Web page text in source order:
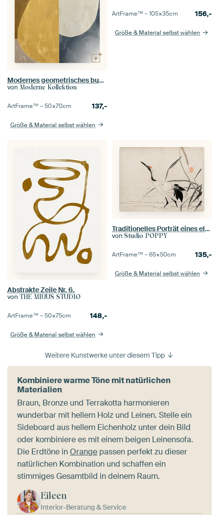
Modernes geometrisches buntes Werk
von Moderne Kollektion
ArtFrame™ –50×70cm 137,-
Größe & Material selbst wählen
ArtFrame™ –105×35cm 156,-
Größe & Material selbst wählen
Abstrakte Zeile Nr. 6.
von THE MIUUS STUDIO
ArtFrame™ –50×75cm 148,-
Größe & Material selbst wählen
Traditionelles Porträt eines eleganten japanischen Kranichs von Mochizuki Gyokusen
von Studio POPPY
ArtFrame™ –65×50cm 135,-
Größe & Material selbst wählen
Weitere Kunstwerke unter diesem Tipp
Kombiniere warme Töne mit natürlichen
Materialien
Braun, Bronze und Terrakotta harmonieren
wunderbar mit hellem Holz und Leinen. Stelle ein
Sideboard aus hellem Eichenholz unter dein Bild
oder kombiniere es mit einem beigen Leinensofa.
Die Erdtöne inOrange passen perfekt zu dieser
natürlichen Kombination und schaffen ein
stimmiges Gesamtbild in deinem Raum.
Eileen
Interior-Beratung & Service